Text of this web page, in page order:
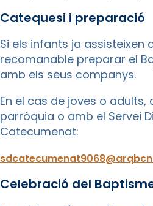
Catequesi i preparació
Si els infants ja assisteixen
recomanable preparar el
amb els seus companys.
En el cas de joves o
parròquia o amb el Servei
Catecumenat:
Celebració del